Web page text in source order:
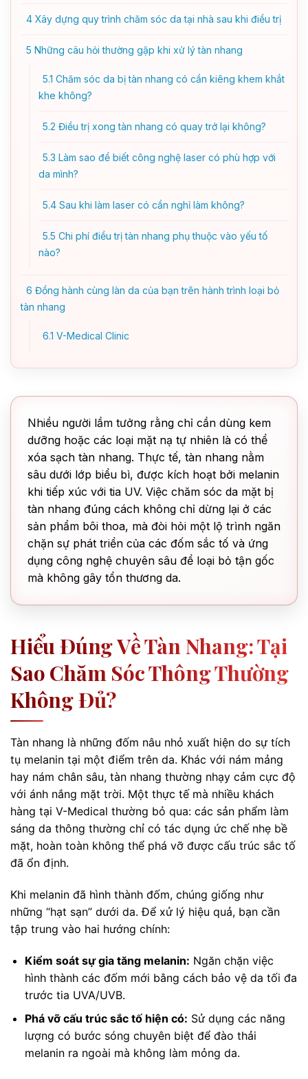
4 Xây dựng quy trình chăm sóc da tại nhà sau khi điều trị
5 Những câu hỏi thường gặp khi xử lý tàn nhang
5.1 Chăm sóc da bị tàn nhang có cần kiêng khem khắt
khe không?
5.2 Điều trị xong tàn nhang có quay trở lại không?
5.3 Làm sao để biết công nghệ laser có phù hợp với
da mình?
5.4 Sau khi làm laser có cần nghỉ làm không?
5.5 Chi phí điều trị tàn nhang phụ thuộc vào yếu tố
nào?
6 Đồng hành cùng làn da của bạn trên hành trình loại bỏ
tàn nhang
6.1 V-Medical Clinic
Nhiều người lầm tưởng rằng chỉ cần dùng kem
dưỡng hoặc các loại mặt nạ tự nhiên là có thể
xóa sạch tàn nhang. Thực tế, tàn nhang nằm
sâu dưới lớp biểu bì, được kích hoạt bởi melanin
khi tiếp xúc với tia UV. Việc chăm sóc da mặt bị
tàn nhang đúng cách không chỉ dừng lại ở các
sản phẩm bôi thoa, mà đòi hỏi một lộ trình ngăn
chặn sự phát triển của các đốm sắc tố và ứng
dụng công nghệ chuyên sâu để loại bỏ tận gốc
mà không gây tổn thương da.
Hiểu Đúng Về Tàn Nhang: Tại
Sao Chăm Sóc Thông Thường
Không Đủ?
Tàn nhang là những đốm nâu nhỏ xuất hiện do sự tích
tụ melanin tại một điểm trên da. Khác với nám mảng
hay nám chân sâu, tàn nhang thường nhạy cảm cực độ
với ánh nắng mặt trời. Một thực tế mà nhiều khách
hàng tại V-Medical thường bỏ qua: các sản phẩm làm
sáng da thông thường chỉ có tác dụng ức chế nhẹ bề
mặt, hoàn toàn không thể phá vỡ được cấu trúc sắc tố
đã ổn định.
Khi melanin đã hình thành đốm, chúng giống như
những “hạt sạn” dưới da. Để xử lý hiệu quả, bạn cần
tập trung vào hai hướng chính:
Kiểm soát sự gia tăng melanin: Ngăn chặn việc
hình thành các đốm mới bằng cách bảo vệ da tối đa
trước tia UVA/UVB.
Phá vỡ cấu trúc sắc tố hiện có: Sử dụng các năng
lượng có bước sóng chuyên biệt để đào thải
melanin ra ngoài mà không làm mỏng da.